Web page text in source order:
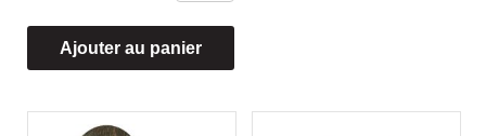
Fromage
mozzarella
Ajouter au panier